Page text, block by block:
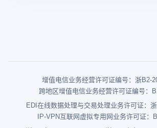
增值电信业务经营许可证编号：浙B2-
跨地区增值电信业务经营许可证编号：
EDI在线数据处理与交易处理业务许可证：
IP-VPN互联网虚拟专用网业务许可证：